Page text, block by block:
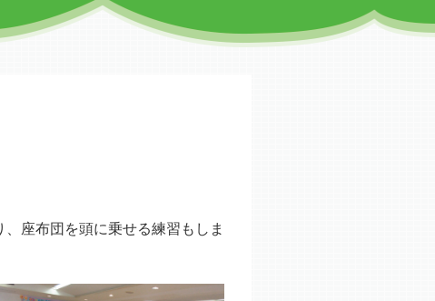
座布団を頭に乗せる練習もしま